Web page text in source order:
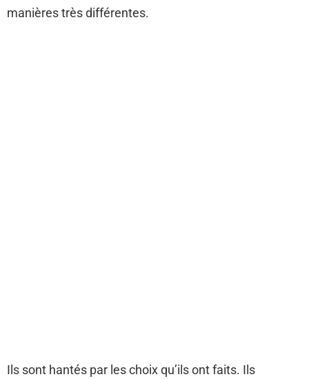
manières très différentes.
Ils sont hantés par les choix qu’ils ont faits. Ils